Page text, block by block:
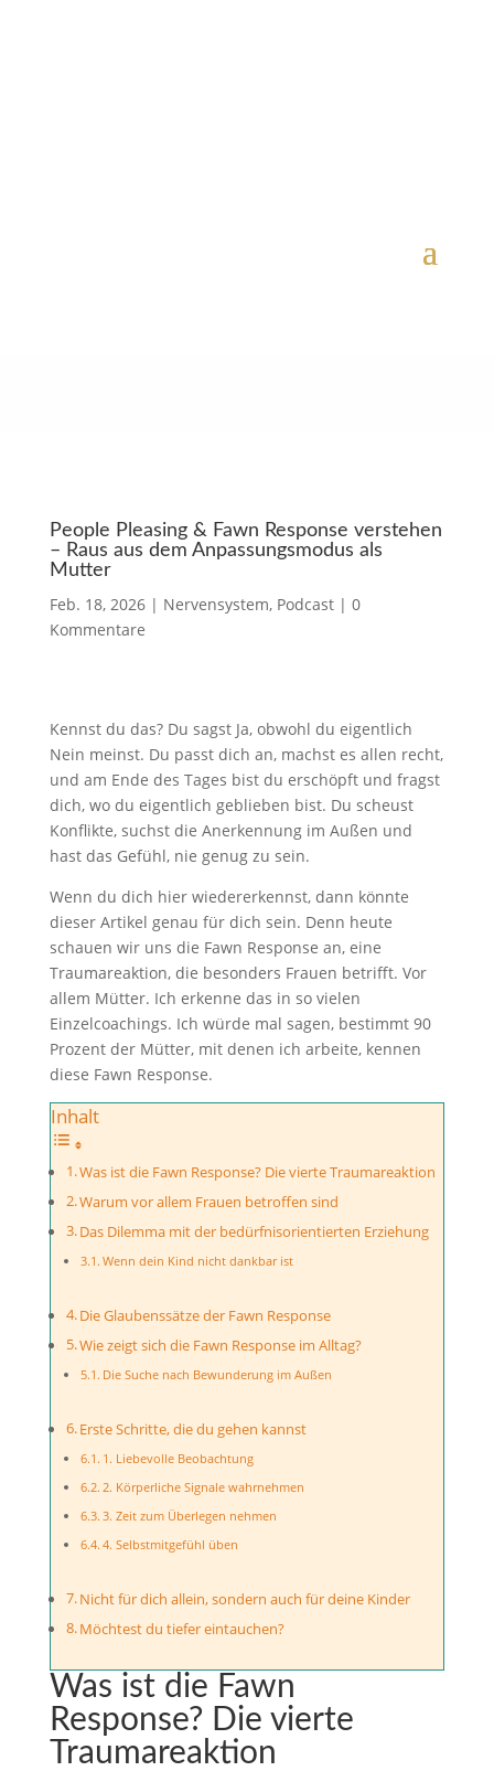
People Pleasing & Fawn Response verstehen
– Raus aus dem Anpassungsmodus als
Mutter
Feb. 18, 2026| Nervensystem, Podcast| 0
Kommentare
Kennst du das? Du sagst Ja, obwohl du eigentlich
Nein meinst. Du passt dich an, machst es allen recht,
und am Ende des Tages bist du erschöpft und fragst
dich, wo du eigentlich geblieben bist. Du scheust
Konflikte, suchst die Anerkennung im Außen und
hast das Gefühl, nie genug zu sein.
Wenn du dich hier wiedererkennst, dann könnte
dieser Artikel genau für dich sein. Denn heute
schauen wir uns die Fawn Response an, eine
Traumareaktion, die besonders Frauen betrifft. Vor
allem Mütter. Ich erkenne das in so vielen
Einzelcoachings. Ich würde mal sagen, bestimmt 90
Prozent der Mütter, mit denen ich arbeite, kennen
diese Fawn Response.
Inhalt
Was ist die Fawn Response? Die vierte Traumareaktion
Warum vor allem Frauen betroffen sind
Das Dilemma mit der bedürfnisorientierten Erziehung
Wenn dein Kind nicht dankbar ist
Die Glaubenssätze der Fawn Response
Wie zeigt sich die Fawn Response im Alltag?
Die Suche nach Bewunderung im Außen
Erste Schritte, die du gehen kannst
1. Liebevolle Beobachtung
2. Körperliche Signale wahrnehmen
3. Zeit zum Überlegen nehmen
4. Selbstmitgefühl üben
Nicht für dich allein, sondern auch für deine Kinder
Möchtest du tiefer eintauchen?
Was ist die Fawn
Response? Die vierte
Traumareaktion